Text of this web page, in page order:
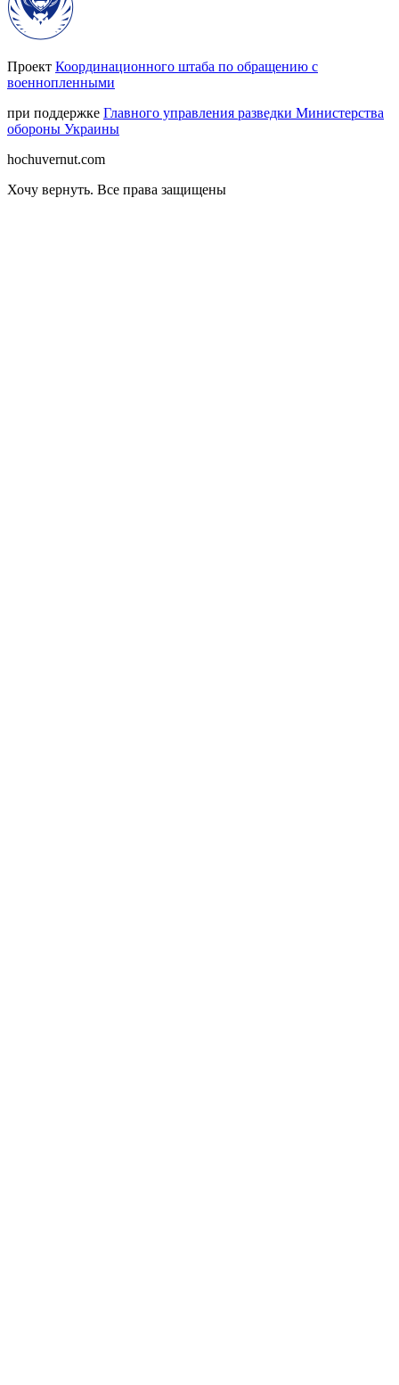
Проект Координационного штаба по обращению с
военнопленными
при поддержке Главного управления разведки Министерства
обороны Украины
hochuvernut.com
Хочу вернуть. Все права защищены